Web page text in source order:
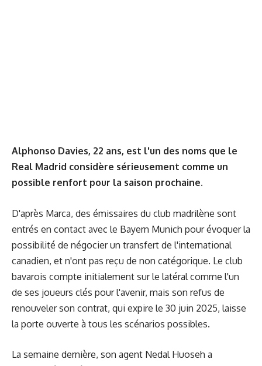
Alphonso Davies, 22 ans, est l'un des noms que le
Real Madrid considère sérieusement comme un
possible renfort pour la saison prochaine.
D'après Marca, des émissaires du club madrilène sont
entrés en contact avec le Bayern Munich pour évoquer la
possibilité de négocier un transfert de l'international
canadien, et n'ont pas reçu de non catégorique. Le club
bavarois compte initialement sur le latéral comme l'un
de ses joueurs clés pour l'avenir, mais son refus de
renouveler son contrat, qui expire le 30 juin 2025, laisse
la porte ouverte à tous les scénarios possibles.
La semaine dernière, son agent Nedal Huoseh a